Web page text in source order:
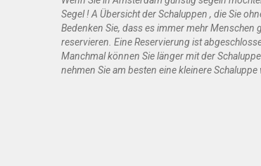
Segel ! A Übersicht der Schaluppen , die Sie
Bedenken Sie, dass es immer mehr
reservieren. Eine Reservierung ist
Manchmal können Sie länger mit der
nehmen Sie am besten eine kleinere